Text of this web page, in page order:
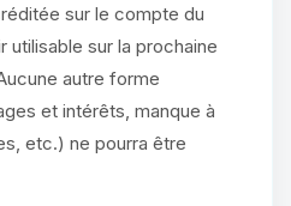
sur le compte du
utilisable sur la prochaine
autre forme
et intérêts, manque à
etc.) ne pourra être